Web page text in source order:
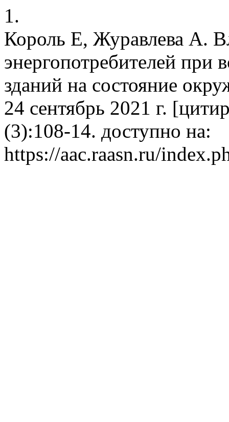
1.
Король Е, Журавлева А.
энергопотребителей
зданий на состояние
24 сентябрь 2021 г.
(3):108-14. доступно на:
https://aac.raasn.ru/